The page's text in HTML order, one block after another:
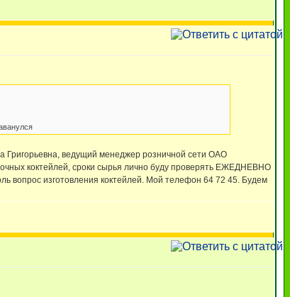
Григорьевна, ведущий менеджер розничной сети ОАО
коктейлей, сроки сырья лично буду проверять ЕЖЕДНЕВНО
вопрос изготовления коктейлей. Мой телефон 64 72 45. Будем